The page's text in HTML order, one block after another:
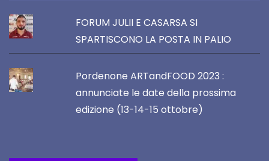
FORUM JULII E CASARSA SI
SPARTISCONO LA POSTA IN PALIO
Pordenone ARTandFOOD 2023 :
annunciate le date della prossima
edizione (13-14-15 ottobre)